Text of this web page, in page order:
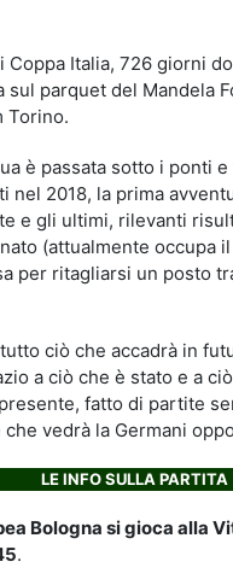
Coppa Italia, 726 giorni
parquet del Mandela
Torino.
è passata sotto i ponti
nel 2018, la prima
e gli ultimi, rilevanti
(attualmente
per ritagliarsi un posto
ciò che accadrà in
a ciò che è stato e a
fatto di partite
vedrà la Germani
LE INFO SULLA PARTITA
Bologna si gioca alla
.